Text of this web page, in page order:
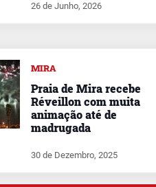
26 de Junho, 2026
MIRA
Praia de Mira recebe
Réveillon com muita
animação até de
madrugada
30 de Dezembro, 2025